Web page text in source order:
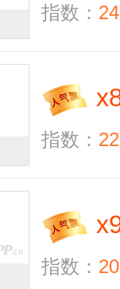
指数：
x
指数：
x
指数：